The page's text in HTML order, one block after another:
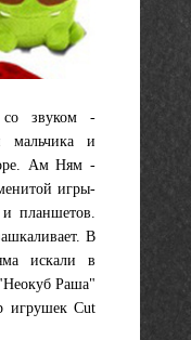
звуком -
мальчика и
Ам Ням -
игры-
планшетов.
В
искали в
Раша"
игрушек Cut